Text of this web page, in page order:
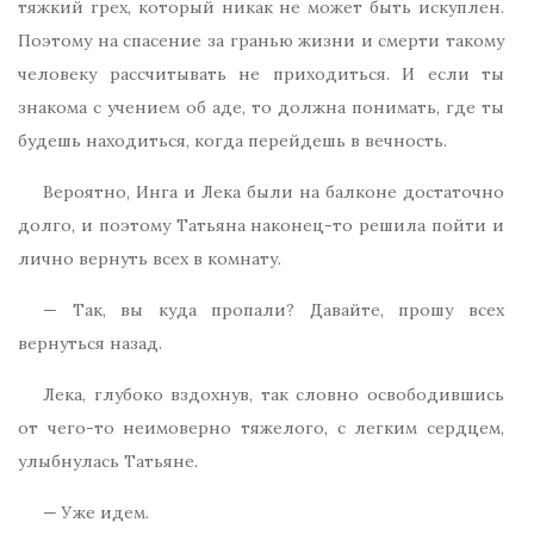
тяжкий грех, который никак не может быть искуплен.
Поэтому на спасение за гранью жизни и смерти такому
человеку рассчитывать не приходиться. И если ты
знакома с учением об аде, то должна понимать, где ты
будешь находиться, когда перейдешь в вечность.
Вероятно, Инга и Лека были на балконе достаточно
долго, и поэтому Татьяна наконец-то решила пойти и
лично вернуть всех в комнату.
— Так, вы куда пропали? Давайте, прошу всех
вернуться назад.
Лека, глубоко вздохнув, так словно освободившись
от чего-то неимоверно тяжелого, с легким сердцем,
улыбнулась Татьяне.
— Уже идем.